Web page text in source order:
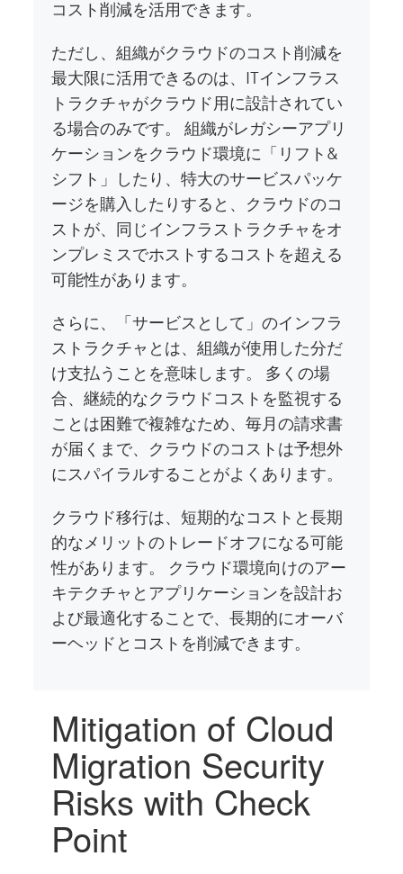
コスト削減を活用できます。
ただし、組織がクラウドのコスト削減を
最大限に活用できるのは、ITインフラス
トラクチャがクラウド用に設計されてい
る場合のみです。 組織がレガシーアプリ
ケーションをクラウド環境に「リフト&
シフト」したり、特大のサービスパッケ
ージを購入したりすると、クラウドのコ
ストが、同じインフラストラクチャをオ
ンプレミスでホストするコストを超える
可能性があります。
さらに、「サービスとして」のインフラ
ストラクチャとは、組織が使用した分だ
け支払うことを意味します。 多くの場
合、継続的なクラウドコストを監視する
ことは困難で複雑なため、毎月の請求書
が届くまで、クラウドのコストは予想外
にスパイラルすることがよくあります。
クラウド移行は、短期的なコストと長期
的なメリットのトレードオフになる可能
性があります。 クラウド環境向けのアー
キテクチャとアプリケーションを設計お
よび最適化することで、長期的にオーバ
ーヘッドとコストを削減できます。
Mitigation of Cloud
Migration Security
Risks with Check
Point